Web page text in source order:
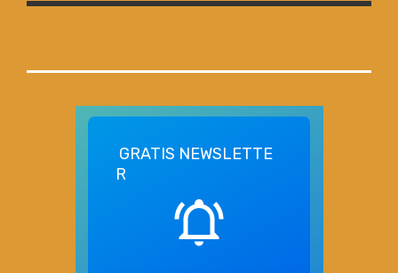
GRATIS NEWSLETTE
R